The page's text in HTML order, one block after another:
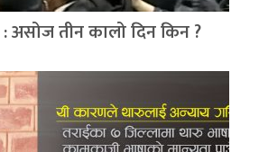
तीन कालो दिन किन ?